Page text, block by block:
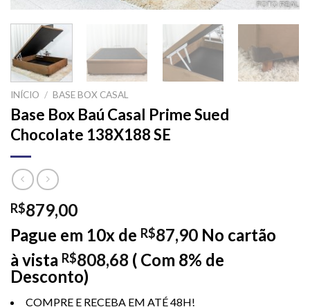
INÍCIO / BASE BOX CASAL
Base Box Baú Casal Prime Sued
Chocolate 138X188 SE
R$879,00
Pague em 10x de R$87,90 No cartão
à vista R$808,68 ( Com 8% de
Desconto)
COMPRE E RECEBA EM ATÉ 48H!